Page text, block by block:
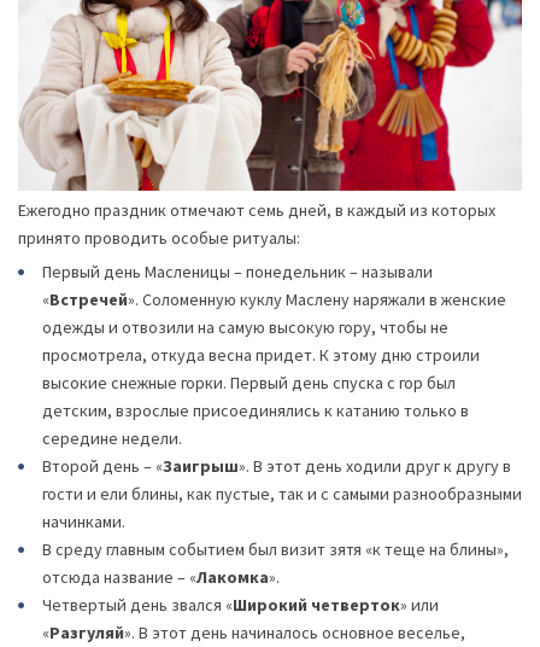
Ежегодно праздник отмечают семь дней, в каждый из которых
принято проводить особые ритуалы:
Первый день Масленицы ­– понедельник – называли
«Встречей». Соломенную куклу Маслену наряжали в женские
одежды и отвозили на самую высокую гору, чтобы не
просмотрела, откуда весна придет. К этому дню строили
высокие снежные горки. Первый день спуска с гор был
детским, взрослые присоединялись к катанию только в
середине недели.
Второй день – «Заигрыш». В этот день ходили друг к другу в
гости и ели блины, как пустые, так и с самыми разнообразными
начинками.
В среду главным событием был визит зятя «к теще на блины»,
отсюда название – «Лакомка».
Четвертый день звался «Широкий четверток» или
«Разгуляй». В этот день начиналось основное веселье,